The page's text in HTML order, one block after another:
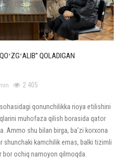
QOLADIGAN
2 405
qonunchilikka rioya etilishini
muhofaza qilish borasida qator
Ammo shu bilan birga, baʼzi korxona
kamchilik emas, balki tizimli
bor ochiq namoyon qilmoqda.